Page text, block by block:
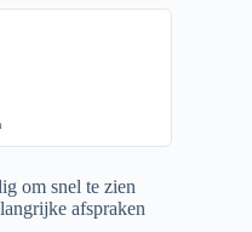
om snel te zien
afspraken